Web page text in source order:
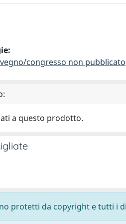
congresso non pubblicato
a questo prodotto.
protetti da copyright e tutti i